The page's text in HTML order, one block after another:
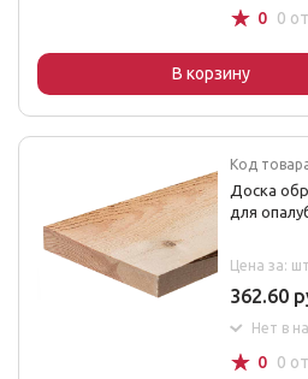
☆ 0 0
В корзину
Код
Доска
для
Цена за: шт
362.60
Нет в
☆ 0 0